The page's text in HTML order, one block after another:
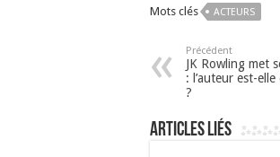
Mots clés ACTEURS
Précédent
JK Rowling met
: l’auteur est-
?
Articles liés